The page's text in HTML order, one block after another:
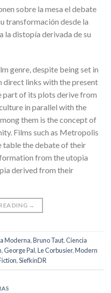
sobre la mesa el debate
transformación desde la
la distopía derivada de su
genre, despite being set in
direct links with the present
part of its plots derive from
in parallel with the
them is the concept of
Films such as Metropolis
table the debate of their
from the utopia
derived from their
→
Moderna,Bruno Taut,Ciencia
,George Pal,Le Corbusier,Modern
,SiefkinDR